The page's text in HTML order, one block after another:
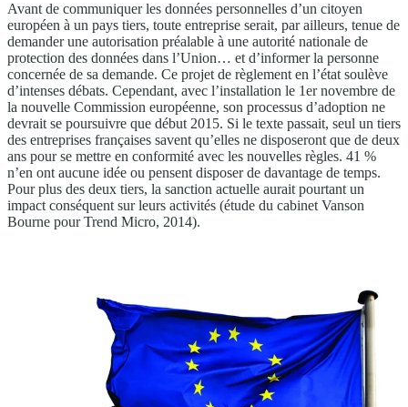
Avant de communiquer les données personnelles d’un citoyen
européen à un pays tiers, toute entreprise serait, par ailleurs, tenue de
demander une autorisation préalable à une autorité nationale de
protection des données dans l’Union… et d’informer la personne
concernée de sa demande. Ce projet de règlement en l’état soulève
d’intenses débats. Cependant, avec l’installation le 1er novembre de
la nouvelle Commission européenne, son processus d’adoption ne
devrait se poursuivre que début 2015. Si le texte passait, seul un tiers
des entreprises françaises savent qu’elles ne disposeront que de deux
ans pour se mettre en conformité avec les nouvelles règles. 41 %
n’en ont aucune idée ou pensent disposer de davantage de temps.
Pour plus des deux tiers, la sanction actuelle aurait pourtant un
impact conséquent sur leurs activités (étude du cabinet Vanson
Bourne pour Trend Micro, 2014).